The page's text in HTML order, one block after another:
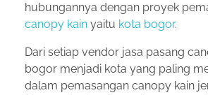
hubungannya dengan proyek
canopy kain yaitu kota bogor.
Dari setiap vendor jasa pasang
bogor menjadi kota yang paling
dalam pemasangan canopy kain